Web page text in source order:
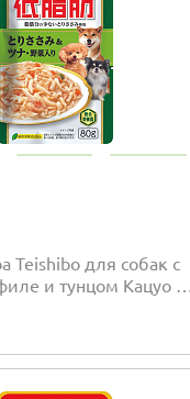
Teishibo для собак с
и тунцом Кацуо с